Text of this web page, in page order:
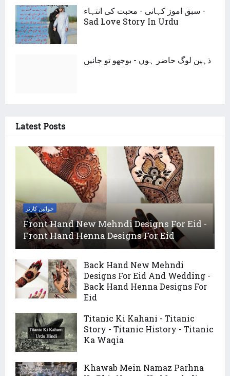
سبق اموز کہانی - محبت کی انتہاء -
Sad Love Story In Urdu
ذہین لوگ حاضر ہوں - بوجھو تو جانیں
Latest Posts
خواتین کارنر
Front Hand New Mehndi Designs For Eid -
Front Hand Henna Designs For Eid
Back Hand New Mehndi
Designs For Eid And Wedding -
Back Hand Henna Designs For
Eid
Titanic Ki Kahani - Titanic
Story - Titanic History - Titanic
Ka Waqia
Khawab Mein Namaz Parhna